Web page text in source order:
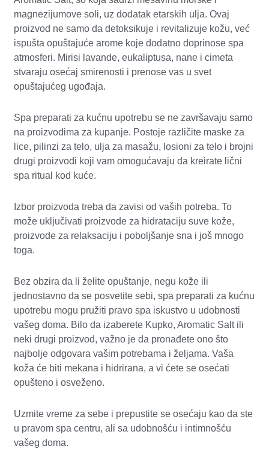
magnezijumove soli, uz dodatak etarskih ulja. Ovaj
proizvod ne samo da detoksikuje i revitalizuje kožu, već
ispušta opuštajuće arome koje dodatno doprinose spa
atmosferi. Mirisi lavande, eukaliptusa, nane i cimeta
stvaraju osećaj smirenosti i prenose vas u svet
opuštajućeg ugođaja.
Spa preparati za kućnu upotrebu se ne završavaju samo
na proizvodima za kupanje. Postoje različite maske za
lice, pilinzi za telo, ulja za masažu, losioni za telo i brojni
drugi proizvodi koji vam omogućavaju da kreirate lični
spa ritual kod kuće.
Izbor proizvoda treba da zavisi od vaših potreba. To
može uključivati proizvode za hidrataciju suve kože,
proizvode za relaksaciju i poboljšanje sna i još mnogo
toga.
Bez obzira da li želite opuštanje, negu kože ili
jednostavno da se posvetite sebi, spa preparati za kućnu
upotrebu mogu pružiti pravo spa iskustvo u udobnosti
vašeg doma. Bilo da izaberete Kupko, Aromatic Salt ili
neki drugi proizvod, važno je da pronađete ono što
najbolje odgovara vašim potrebama i željama. Vaša
koža će biti mekana i hidrirana, a vi ćete se osećati
opušteno i osveženo.
Uzmite vreme za sebe i prepustite se osećaju kao da ste
u pravom spa centru, ali sa udobnošću i intimnošću
vašeg doma.